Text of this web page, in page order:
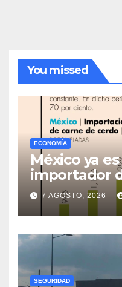
You missed
ECONOMÍA
México ya
importador
cerdo en el
7 AGOSTO, 2026
SEGURIDAD